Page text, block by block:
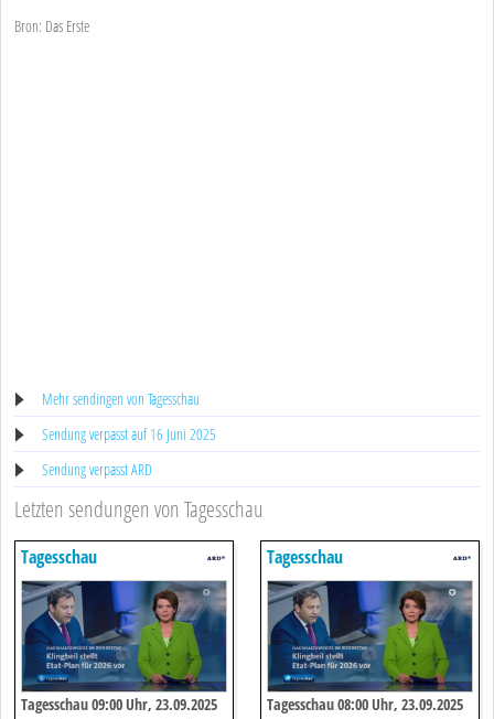
Bron: Das Erste
Mehr sendingen von Tagesschau
Sendung verpasst auf 16 Juni 2025
Sendung verpasst ARD
Letzten sendungen von Tagesschau
Tagesschau
Tagesschau 09:00 Uhr, 23.09.2025
Tagesschau
Tagesschau 08:00 Uhr, 23.09.2025